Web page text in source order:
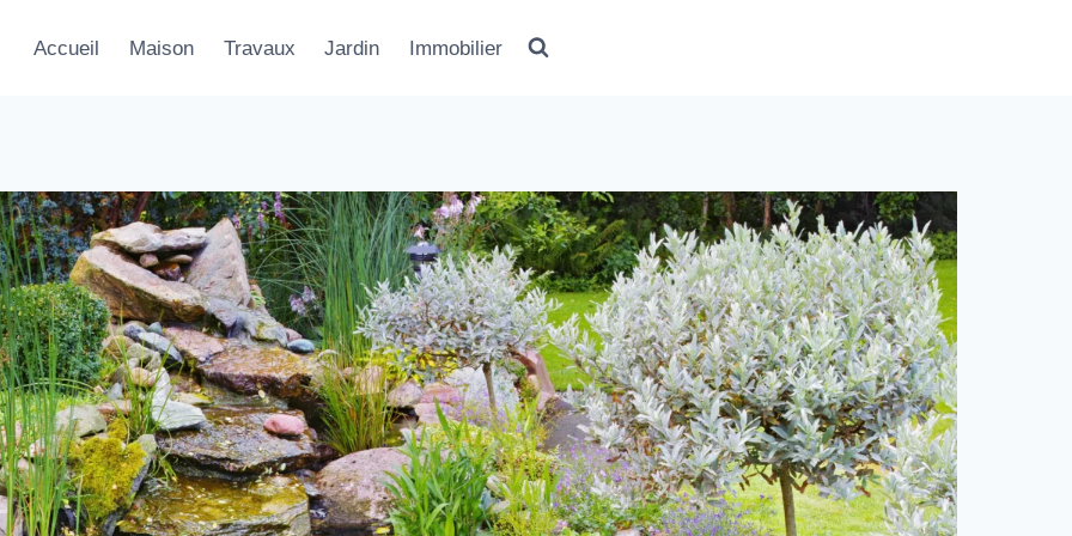
Accueil Maison Travaux Jardin Immobilier